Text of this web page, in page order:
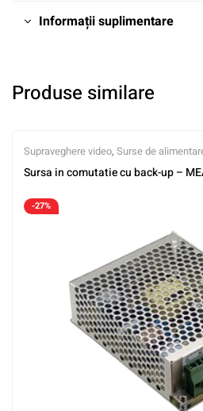
Informații suplimentare
Produse similare
Supraveghere video, Surse de
Sursa in comutatie cu back-up –
-27%